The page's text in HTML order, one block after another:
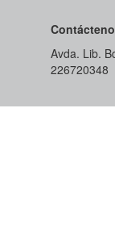
Avda. Lib.
226720348